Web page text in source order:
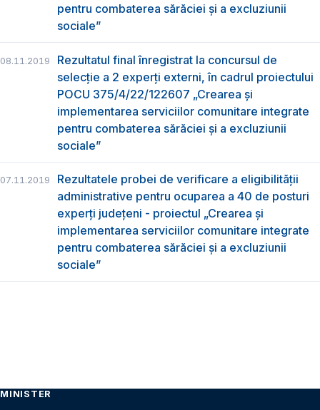
pentru combaterea sărăciei și a excluziunii
sociale”
08.11.2019
Rezultatul final înregistrat la concursul de
selecție a 2 experți externi, în cadrul proiectului
POCU 375/4/22/122607 „Crearea și
implementarea serviciilor comunitare integrate
pentru combaterea sărăciei și a excluziunii
sociale”
07.11.2019
Rezultatele probei de verificare a eligibilității
administrative pentru ocuparea a 40 de posturi
experți județeni - proiectul „Crearea și
implementarea serviciilor comunitare integrate
pentru combaterea sărăciei și a excluziunii
sociale”
MINISTER